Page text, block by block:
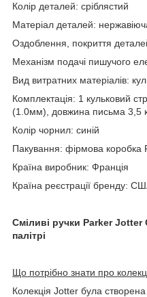
Колір деталей: сріблястий
Матеріал деталей:
Оздоблення, покриття
Механізм подачі пишучого
Вид витратних матеріалів:
Комплектація: 1 кульковий
(1.0мм), довжина письма 3,5
Колір чорнил: синій
Пакування: фірмова коробка
Країна виробник: Франція
Країна реєстрації бренду:
Сміливі ручки Parker Jotter
палітрі
Що потрібно знати про
Колекція Jotter була